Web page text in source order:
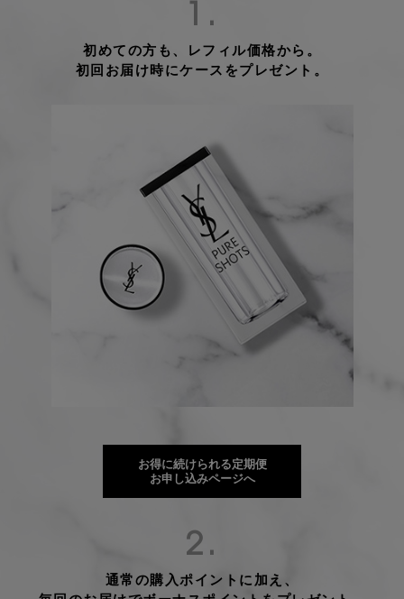
1.
初めての方も、レフィル価格から。
初回お届け時にケースをプレゼント。
お得に続けられる定期便
お申し込みページへ
2.
通常の購入ポイントに加え、